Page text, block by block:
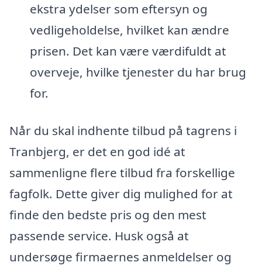
ekstra ydelser som eftersyn og
vedligeholdelse, hvilket kan ændre
prisen. Det kan være værdifuldt at
overveje, hvilke tjenester du har brug
for.
Når du skal indhente tilbud på tagrens i
Tranbjerg, er det en god idé at
sammenligne flere tilbud fra forskellige
fagfolk. Dette giver dig mulighed for at
finde den bedste pris og den mest
passende service. Husk også at
undersøge firmaernes anmeldelser og